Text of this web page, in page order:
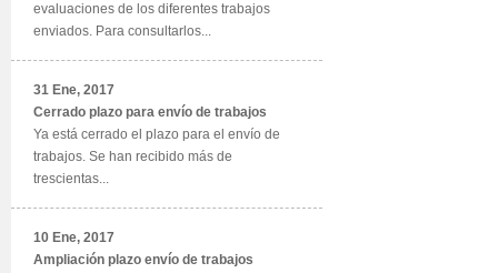
evaluaciones de los diferentes trabajos
enviados. Para consultarlos...
31 Ene, 2017
Cerrado plazo para envío de trabajos
Ya está cerrado el plazo para el envío de
trabajos. Se han recibido más de
trescientas...
10 Ene, 2017
Ampliación plazo envío de trabajos